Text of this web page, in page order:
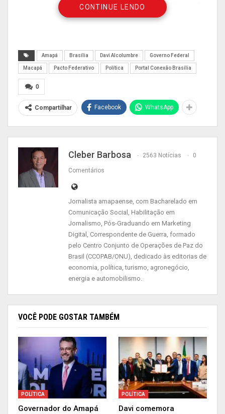
aconteceu na residência oficial da Presidência do
Senado Federal contando ainda com a Frente
Waldez afirmou que ficou acordado que esse
novo pacto federativo será feito por meio de
quatro propostas de emenda à Constituição
(PEC) e três projetos de lei (PL).
Dentre os assuntos que serão tratados nessas
propostas estão mudanças na Lei Kandir, que
pode autorizar os estados a definir a política
tributária referente às exportações; pagamento
de R$ 4 bilhões pelo governo federal a estados e
municípios referentes às desonerações da Lei
Kandir em 2019; nova redistribuição dos recursos
dos royalties do pré-sal; ampliação, por mais 4
anos, do prazo para que estados paguem
precatórios; aprovação doPLP 459/2017, que
trata da securitização da dívida ativa para
estados, Distrito Federal e municípios; e
aprovação do chamado Plano Mansueto (
149/2019).
Acompanhe vídeo com entrevista
exclusiva de Waldez Góes
CONTINUE LENDO
Amapá Brasília Davi Alcolumbre Governo Federal
Macapá Pacto Federativo Política Portal Conexão Brasília
0
Compartilhar Facebook WhatsApp
Cleber Barbosa 2563 Notícias 0
Comentários
Jornalista amapaense, com Bacharelado em
Comunicação Social, Habilitação em
Jornalismo, Pós-Graduando em Marketing
Digital, Correspondente de Guerra, formado
pelo Centro Conjunto de Operações de Paz do
Brasil (CCOPAB/ONU), dedicado às editorias de
economia, política, turismo, agronegócio,
energia e automobilismo.
VOCÊ PODE GOSTAR TAMBÉM
POLÍTICA
Governador do Amapá
POLÍTICA
Davi comemora